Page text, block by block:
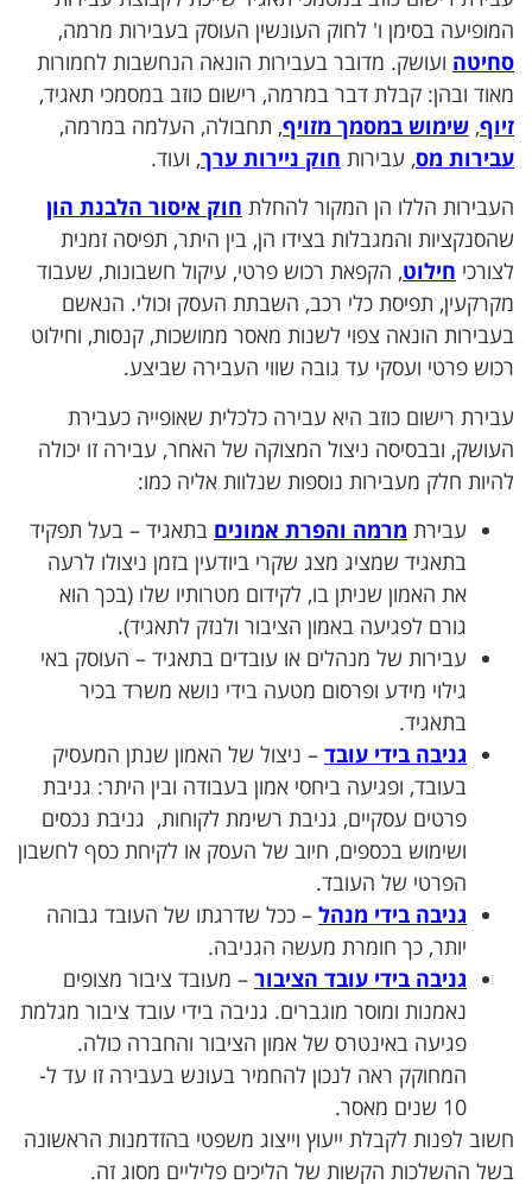
המופיעה בסימן ו' לחוק העונשין העוסק בעבירות מרמה,
סחיטהועושק. מדובר בעבירות הונאה הנחשבות לחמורות
מאוד ובהן: קבלת דבר במרמה, רישום כוזב במסמכי תאגיד,
זיוף,שימוש במסמך מזויף, תחבולה, העלמה במרמה,
עבירות מס, עבירותחוק ניירות ערך, ועוד.
העבירות הללו הן המקור להחלתחוק איסור הלבנת הון
שהסנקציות והמגבלות בצידו הן, בין היתר, תפיסה זמנית
לצורכיחילוט, הקפאת רכוש פרטי, עיקול חשבונות, שעבוד
מקרקעין, תפיסת כלי רכב, השבתת העסק וכולי. הנאשם
בעבירות הונאה צפוי לשנות מאסר ממושכות, קנסות, וחילוט
רכוש פרטי ועסקי עד גובה שווי העבירה שביצע.
עבירת רישום כוזב היא עבירה כלכלית שאופייה כעבירת
העושק, ובבסיסה ניצול המצוקה של האחר, עבירה זו יכולה
להיות חלק מעבירות נוספות שנלוות אליה כמו:
עבירתמרמה והפרת אמוניםבתאגיד – בעל תפקיד
בתאגיד שמציג מצג שקרי ביודעין בזמן ניצולו לרעה
את האמון שניתן בו, לקידום מטרותיו שלו (בכך הוא
גורם לפגיעה באמון הציבור ולנזק לתאגיד).
עבירות של מנהלים או עובדים בתאגיד – העוסק באי
גילוי מידע ופרסום מטעה בידי נושא משרד בכיר
בתאגיד.
גניבה בידי עובד– ניצול של האמון שנתן המעסיק
בעובד, ופגיעה ביחסי אמון בעבודה ובין היתר: גניבת
פרטים עסקיים, גניבת רשימת לקוחות, גניבת נכסים
ושימוש בכספים, חיוב של העסק או לקיחת כסף לחשבון
הפרטי של העובד.
גניבה בידי מנהל– ככל שדרגתו של העובד גבוהה
יותר, כך חומרת מעשה הגניבה.
גניבה בידי עובד הציבור– מעובד ציבור מצופים
נאמנות ומוסר מוגברים. גניבה בידי עובד ציבור מגלמת
פגיעה באינטרס של אמון הציבור והחברה כולה.
המחוקק ראה לנכון להחמיר בעונש בעבירה זו עד ל-
10 שנים מאסר.
חשוב לפנות לקבלת ייעוץ וייצוג משפטי בהזדמנות הראשונה
בשל ההשלכות הקשות של הליכים פליליים מסוג זה.